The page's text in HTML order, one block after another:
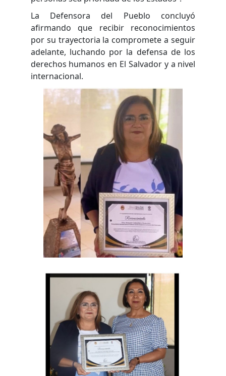
La Defensora del Pueblo concluyó
afirmando que recibir reconocimientos
por su trayectoria la compromete a seguir
adelante, luchando por la defensa de los
derechos humanos en El Salvador y a nivel
internacional.